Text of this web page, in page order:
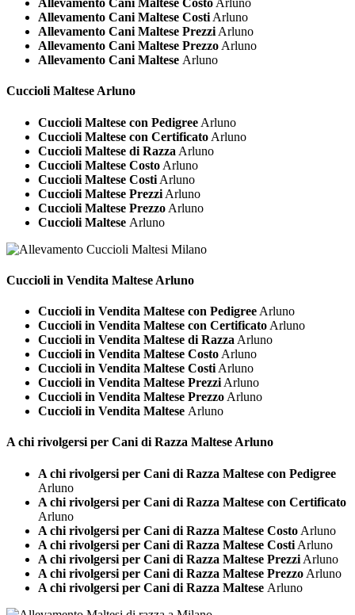
Allevamento Cani Maltese Costo Arluno
Allevamento Cani Maltese Costi Arluno
Allevamento Cani Maltese Prezzi Arluno
Allevamento Cani Maltese Prezzo Arluno
Allevamento Cani Maltese Arluno
Cuccioli Maltese Arluno
Cuccioli Maltese con Pedigree Arluno
Cuccioli Maltese con Certificato Arluno
Cuccioli Maltese di Razza Arluno
Cuccioli Maltese Costo Arluno
Cuccioli Maltese Costi Arluno
Cuccioli Maltese Prezzi Arluno
Cuccioli Maltese Prezzo Arluno
Cuccioli Maltese Arluno
Cuccioli in Vendita Maltese Arluno
Cuccioli in Vendita Maltese con Pedigree Arluno
Cuccioli in Vendita Maltese con Certificato Arluno
Cuccioli in Vendita Maltese di Razza Arluno
Cuccioli in Vendita Maltese Costo Arluno
Cuccioli in Vendita Maltese Costi Arluno
Cuccioli in Vendita Maltese Prezzi Arluno
Cuccioli in Vendita Maltese Prezzo Arluno
Cuccioli in Vendita Maltese Arluno
A chi rivolgersi per Cani di Razza Maltese Arluno
A chi rivolgersi per Cani di Razza Maltese con Pedigree
Arluno
A chi rivolgersi per Cani di Razza Maltese con Certificato
Arluno
A chi rivolgersi per Cani di Razza Maltese Costo Arluno
A chi rivolgersi per Cani di Razza Maltese Costi Arluno
A chi rivolgersi per Cani di Razza Maltese Prezzi Arluno
A chi rivolgersi per Cani di Razza Maltese Prezzo Arluno
A chi rivolgersi per Cani di Razza Maltese Arluno